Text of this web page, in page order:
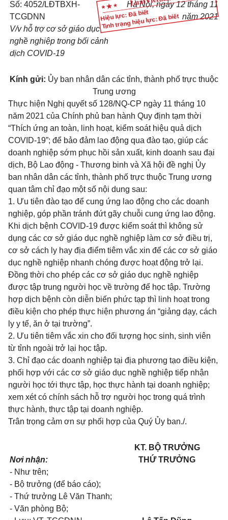
Hiệu lực: Đã biết
Tình trạng hiệu lực: Đã biết
Số: 4052/LĐTBXH-
TCGDNN
V/v hỗ trợ cơ sở giáo dục
nghề nghiệp trong bối cảnh
dịch COVID-19
Hà Nội, ngày 12 tháng 11
năm 2021
Kính gửi: Ủy ban nhân dân các tỉnh, thành phố trực thuộc
Trung ương
Thực hiện Nghị quyết số 128/NQ-CP ngày 11 tháng 10
năm 2021 của Chính phủ ban hành Quy định tạm thời
“Thích ứng an toàn, linh hoạt, kiểm soát hiệu quả dịch
COVID-19”; để bảo đảm lao động qua đào tạo, giúp các
doanh nghiệp sớm phục hồi sản xuất, kinh doanh sau đại
dịch, Bộ Lao động - Thương binh và Xã hội đề nghị Ủy
ban nhân dân các tỉnh, thành phố trực thuộc Trung ương
quan tâm chỉ đạo một số nội dung sau:
1. Ưu tiên đào tạo để cung ứng lao động cho các doanh
nghiệp, góp phần tránh đứt gãy chuỗi cung ứng lao động.
Khi dịch bệnh COVID-19 được kiểm soát thì không sử
dụng các cơ sở giáo dục nghề nghiệp làm cơ sở điều trị,
cơ sở cách ly hay địa điểm tiêm vắc xin để các cơ sở giáo
dục nghề nghiệp nhanh chóng được hoạt động trở lại.
Đồng thời cho phép các cơ sở giáo dục nghề nghiệp
được tập trung người học về trường để học tập. Trường
hợp dịch bệnh còn diễn biến phức tạp thì linh hoạt trong
điều kiện cho phép thực hiện phương án “giảng dạy, cách
ly y tế, ăn ở tại trường”.
2. Ưu tiên tiêm vắc xin cho đối tượng học sinh, sinh viên
từ tỉnh ngoài trở lại học tập.
3. Chỉ đạo các doanh nghiệp tại địa phương tạo điều kiện,
phối hợp với các cơ sở giáo dục nghề nghiệp tiếp nhận
người học tới thực tập, học thực hành tại doanh nghiệp;
xem xét có chính sách hỗ trợ người học trong quá trình
thực hành, thực tập tại doanh nghiệp.
Trân trọng cảm ơn sự phối hợp của Quý Ủy ban./.
Nơi nhận:
- Như trên;
- Bộ trưởng (để báo cáo);
- Thứ trưởng Lê Văn Thanh;
- Văn phòng Bộ;
KT. BỘ TRƯỞNG
THỨ TRƯỞNG